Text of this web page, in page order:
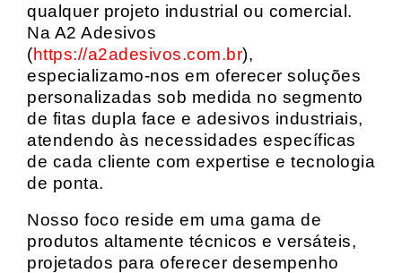
qualquer projeto industrial ou comercial.
Na A2 Adesivos
(https://a2adesivos.com.br),
especializamo-nos em oferecer soluções
personalizadas sob medida no segmento
de fitas dupla face e adesivos industriais,
atendendo às necessidades específicas
de cada cliente com expertise e tecnologia
de ponta.
Nosso foco reside em uma gama de
produtos altamente técnicos e versáteis,
projetados para oferecer desempenho